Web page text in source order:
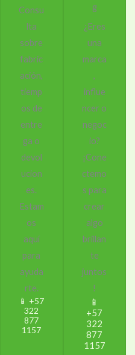
Consu
lta
sobre
fabric
ación,
tiemp
os de
entre
ga o
devol
ucion
es.
Estam
os
aquí
para
ayuda
rte.
📱 +57
322
877
1157
g
¿Eres
una
marca
,
influe
ncer o
negoc
io?
¡Cone
ctemo
s para
crear
algo
brillan
te
juntos
!
📱
+57
322
877
1157